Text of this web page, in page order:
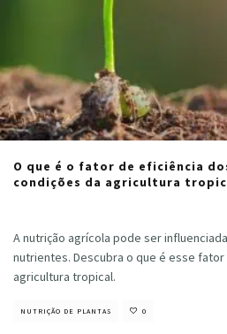
O que é o fator de eficiência
condições da agricultura
A nutrição agrícola pode ser
nutrientes. Descubra o que é esse
agricultura tropical.
NUTRIÇÃO DE PLANTAS 0